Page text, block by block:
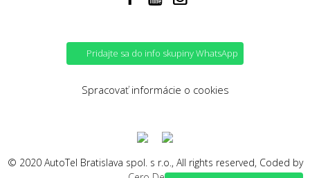
Pridajte sa do info skupiny WhatsApp
Spracovať informácie o cookies
© 2020 AutoTel Bratislava spol. s r.o., All rights reserved, Coded by